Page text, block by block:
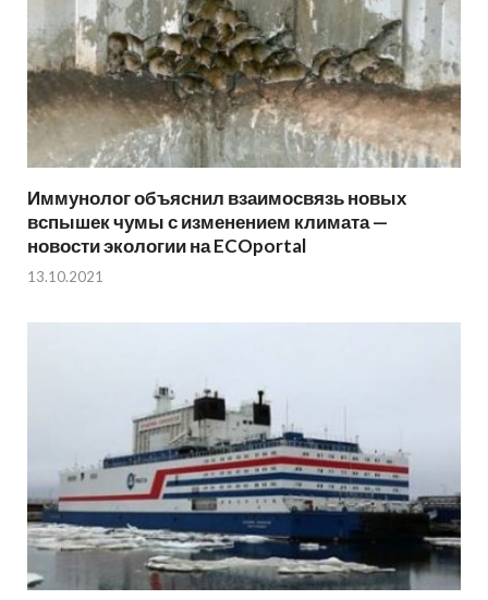
Иммунолог объяснил взаимосвязь новых
вспышек чумы с изменением климата —
новости экологии на ECOportal
13.10.2021